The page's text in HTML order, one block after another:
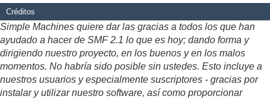
Créditos
Simple Machines quiere dar las gracias a todos los que han
ayudado a hacer de SMF 2.1 lo que es hoy; dando forma y
dirigiendo nuestro proyecto, en los buenos y en los malos
momentos. No habría sido posible sin ustedes. Esto incluye a
nuestros usuarios y especialmente suscriptores - gracias por
instalar y utilizar nuestro software, así como proporcionar